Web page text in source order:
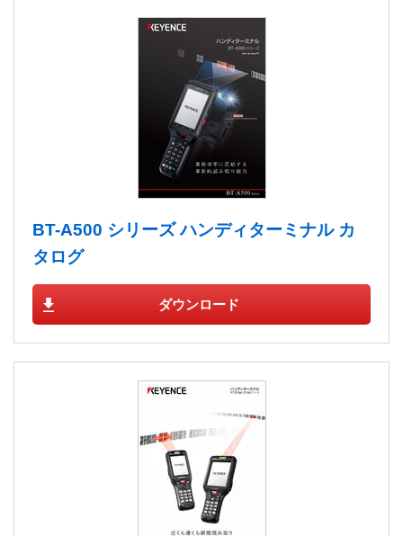
BT-A500 シリーズ ハンディターミナル カ
タログ
ダウンロード